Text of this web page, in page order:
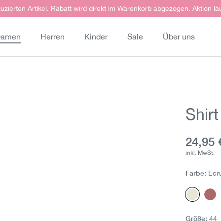
Artikel. Rabatt wird direkt im Warenkorb abgezogen. Aktion
Herren Kinder Sale Über uns
24,95
inkl. MwSt.
Farbe:
Ecru
Größe:44